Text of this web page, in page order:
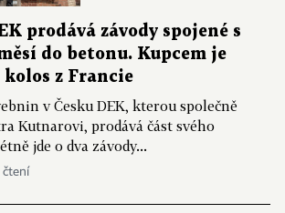
prodává závody spojené s
do betonu. Kupcem je
z Francie
v Česku DEK, kterou společně
Kutnarovi, prodává část svého
jde o dva závody...
čtení